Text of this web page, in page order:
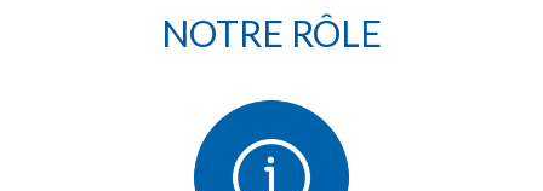
NOTRE RÔLE